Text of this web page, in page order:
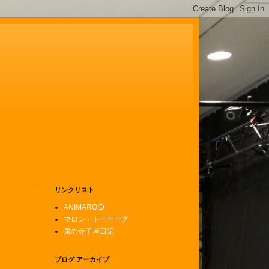
リンクリスト
ANIMAROID
マロン・トーーーク
鬼の寺子屋日記
ブログ アーカイブ